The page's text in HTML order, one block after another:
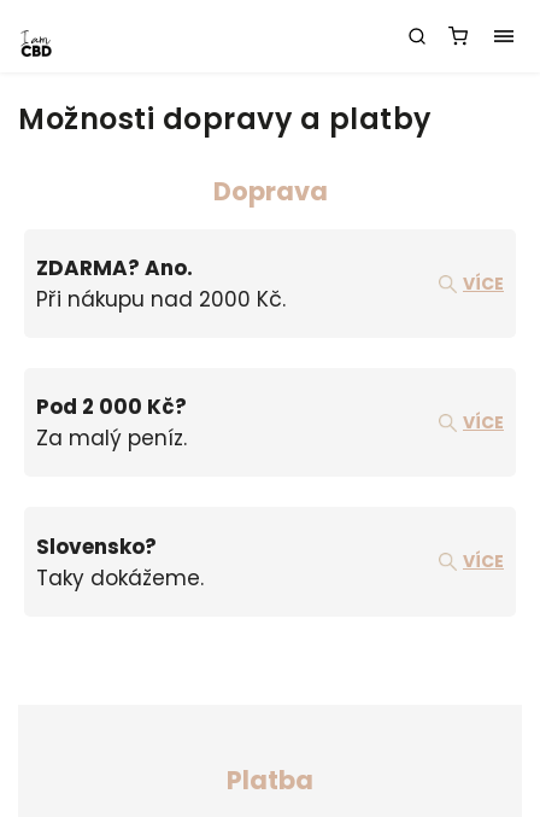
Možnosti dopravy a platby
Doprava
ZDARMA? Ano.
Při nákupu nad 2000 Kč.
VÍCE
Pod 2 000 Kč?
Za malý peníz.
VÍCE
Slovensko?
Taky dokážeme.
VÍCE
Platba